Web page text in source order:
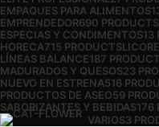
EMPAQUES PARA ALIMENTOS
EMPRENDEDOR690 PRODUCTS
ESPECIAS Y CONDIMENTOS13
HORECA715 PRODUCTS
LÍNEAS BALANCE187
MADURADOS Y QUESOS23
NUEVO EN ESTRENA516
PRODUCTOS DE ASEO59
SABORIZANTES Y BEBIDAS176
VARIOS3